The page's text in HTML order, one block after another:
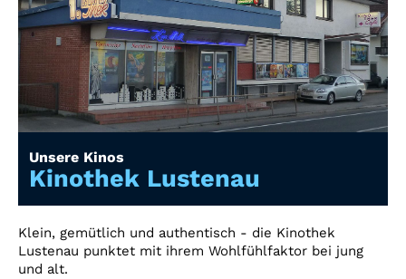
Events
So geht’s
Filmpakete
Gutscheine
& Filmpässe
Account
Unsere Kinos
Kinothek Lustenau
Klein, gemütlich und authentisch - die Kinothek
Lustenau punktet mit ihrem Wohlfühlfaktor bei jung
und alt.